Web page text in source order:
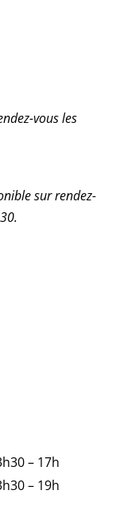
vous les
sur rendez-
– 17h
– 19h